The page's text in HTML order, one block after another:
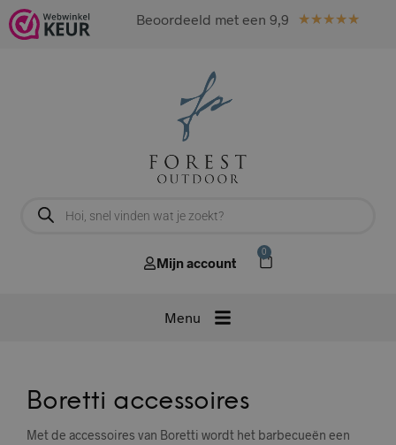
Beoordeeld met een 9,9 ★★★★★
Mijn account
0
Boretti accessoires
Met de accessoires van Boretti wordt het barbecueën een